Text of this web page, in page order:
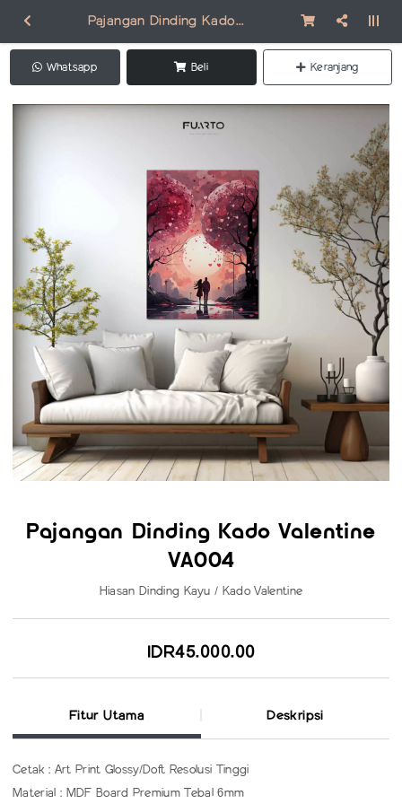
Pajangan Dinding Kado Valentine VA004
Whatsapp Beli Keranjang
Pajangan Dinding Kado Valentine
VA004
Hiasan Dinding Kayu / Kado Valentine
IDR45.000.00
Fitur Utama Deskripsi
Cetak : Art Print Glossy/Doft Resolusi Tinggi
Material : MDF Board Premium Tebal 6mm